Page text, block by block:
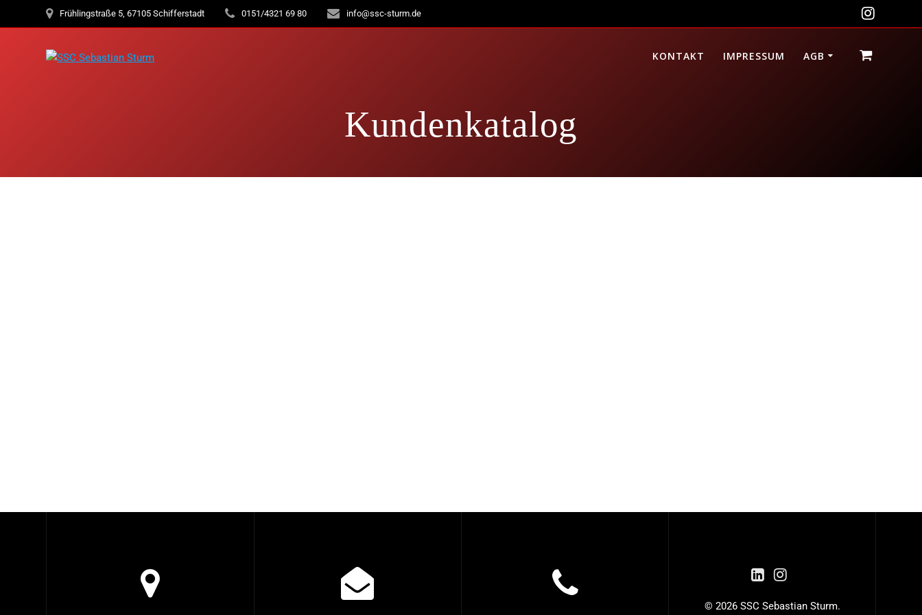
Frühlingstraße 5, 67105 Schifferstadt 0151/4321 69 80 info@ssc-sturm.de
KONTAKT IMPRESSUM AGB
Kundenkatalog
© 2026 SSC Sebastian Sturm.